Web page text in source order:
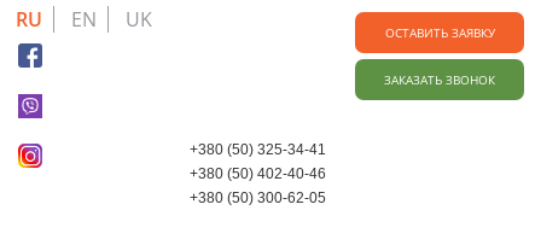
Skip
main
RU EN UK ОСТАВИТЬ ЗАЯВКУ
ЗАКАЗАТЬ ЗВОНОК
+380 (50) 325-34-41
+380 (50) 402-40-46
+380 (50) 300-62-05